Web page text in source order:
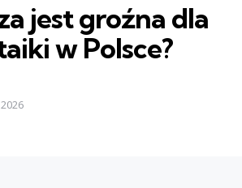
jest groźna dla
w Polsce?